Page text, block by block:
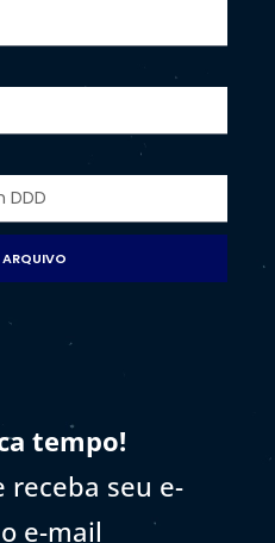
tempo!
receba seu e-
e-mail